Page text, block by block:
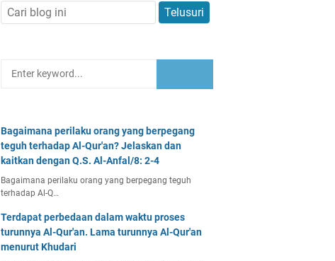
Bagaimana perilaku orang yang berpegang
teguh terhadap Al-Qur'an? Jelaskan dan
kaitkan dengan Q.S. Al-Anfal/8: 2-4
Bagaimana perilaku orang yang berpegang teguh
terhadap Al-Q…
Terdapat perbedaan dalam waktu proses
turunnya Al-Qur'an. Lama turunnya Al-Qur'an
menurut Khudari